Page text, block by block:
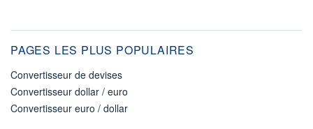
PAGES LES PLUS POPULAIRES
Convertisseur de devises
Convertisseur dollar / euro
Convertisseur euro / dollar